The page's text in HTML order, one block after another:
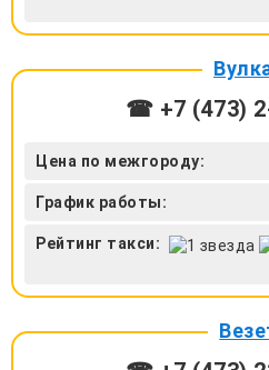
☎ +7 (473)
Цена по межгороду:
График работы:
Рейтинг такси: